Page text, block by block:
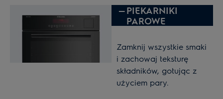
—PIEKARNIKI
PAROWE
Zamknij wszystkie smaki
i zachowaj teksturę
składników, gotując z
użyciem pary.